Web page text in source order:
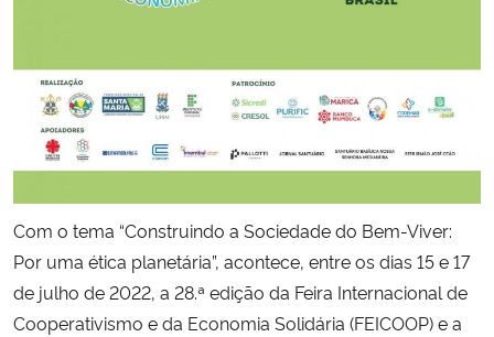
Banco Central do Brasil
Planalto
Com o tema “Construindo a Sociedade do Bem-Viver:
Por uma ética planetária”, acontece, entre os dias 15 e 17
de julho de 2022, a 28.ª edição da Feira Internacional de
Cooperativismo e da Economia Solidária (FEICOOP) e a